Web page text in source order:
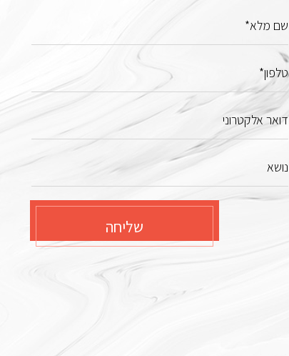
שם מלא*
טלפון*
דואר אלקטרוני
נושא
שליחה